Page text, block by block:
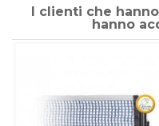
I clienti che
hanno